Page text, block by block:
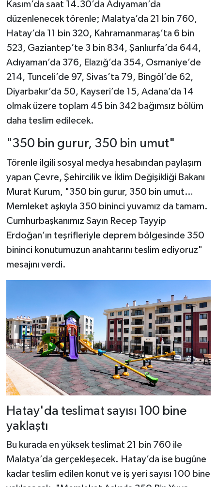
Kasım’da saat 14.30’da Adıyaman’da
düzenlenecek törenle; Malatya’da 21 bin 760,
Hatay’da 11 bin 320, Kahramanmaraş’ta 6 bin
523, Gaziantep’te 3 bin 834, Şanlıurfa’da 644,
Adıyaman’da 376, Elazığ’da 354, Osmaniye’de
214, Tunceli’de 97, Sivas’ta 79, Bingöl’de 62,
Diyarbakır’da 50, Kayseri’de 15, Adana’da 14
olmak üzere toplam 45 bin 342 bağımsız bölüm
daha teslim edilecek.
"350 bin gurur, 350 bin umut"
Törenle ilgili sosyal medya hesabından paylaşım
yapan Çevre, Şehircilik ve İklim Değişikliği Bakanı
Murat Kurum, "350 bin gurur, 350 bin umut…
Memleket aşkıyla 350 bininci yuvamız da tamam.
Cumhurbaşkanımız Sayın Recep Tayyip
Erdoğan’ın teşrifleriyle deprem bölgesinde 350
bininci konutumuzun anahtarını teslim ediyoruz"
mesajını verdi.
Hatay'da teslimat sayısı 100 bine
yaklaştı
Bu kurada en yüksek teslimat 21 bin 760 ile
Malatya’da gerçekleşecek. Hatay’da ise bugüne
kadar teslim edilen konut ve iş yeri sayısı 100 bine